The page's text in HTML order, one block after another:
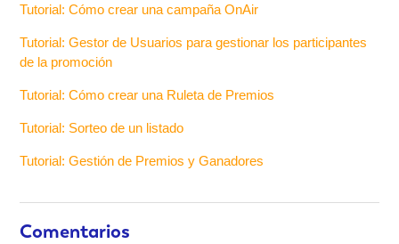
Tutorial: Cómo crear una campaña OnAir
Tutorial: Gestor de Usuarios para gestionar los participantes
de la promoción
Tutorial: Cómo crear una Ruleta de Premios
Tutorial: Sorteo de un listado
Tutorial: Gestión de Premios y Ganadores
Comentarios